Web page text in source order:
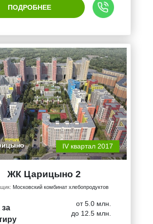
ПОДРОБНЕЕ
IV квартал 2017
ЖК Царицыно 2
Московский комбинат хлебопродуктов
за
от 5.0 млн.
до 12.5 млн.